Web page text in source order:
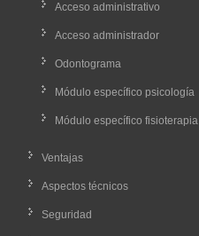
Acceso administrativo
Acceso administrador
Odontograma
Módulo específico psicología
Módulo específico fisioterapia
Ventajas
Aspectos técnicos
Seguridad